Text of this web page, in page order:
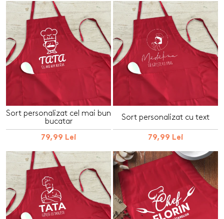
Sort personalizat cel mai bun
bucatar
79,99 Lei
Sort personalizat cu text
79,99 Lei